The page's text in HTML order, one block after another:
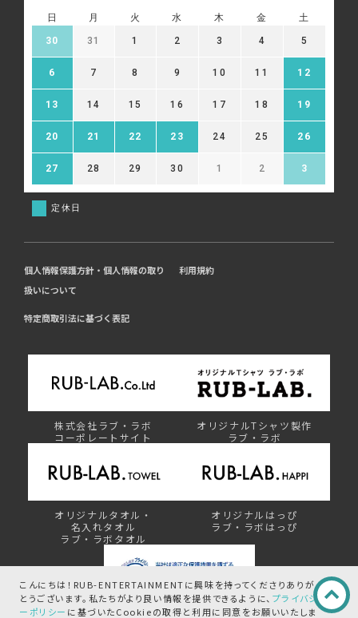
こんにちは！RUB-ENTERTAINMENTに興味を持ってくださりありが
とうございます。 私たちがより良い情報を提供できるように、 プライバシ
ーポリシー に基づいたCookieの取得と利用に同意をお願いいたしま
日 月 火 水 木 金 土
30 31 1 2 3 4 5
6 7 8 9 10 11 12
13 14 15 16 17 18 19
20 21 22 23 24 25 26
27 28 29 30 1 2 3
定休日
個人情報保護方針・個人情報の取り
扱いについて
利用規約
特定商取引法に基づく表記
株式会社ラブ・ラボ
コーポレートサイト
オリジナルTシャツ製作
ラブ・ラボ
オリジナルタオル・
名入れタオル
ラブ・ラボタオル
オリジナルはっぴ
ラブ・ラボはっぴ
プライバシーマーク制度